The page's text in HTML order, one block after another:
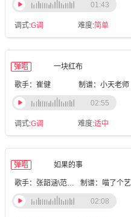
调式:G调 难度:简单
01:43
弹唱 一块红布
歌手：崔健 制谱：小天老师
调式:G调 难度:适中
02:55
弹唱 如果的事
歌手：张韶涵\范玮琪 制谱：喵了个艺
02:08